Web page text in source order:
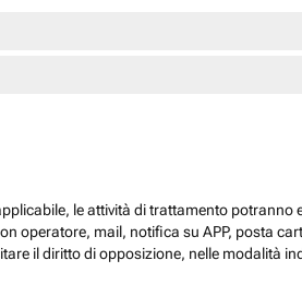
le attività di trattamento
operatore, mail, notifica su APP, posta
il diritto di opposizione, nelle modalità